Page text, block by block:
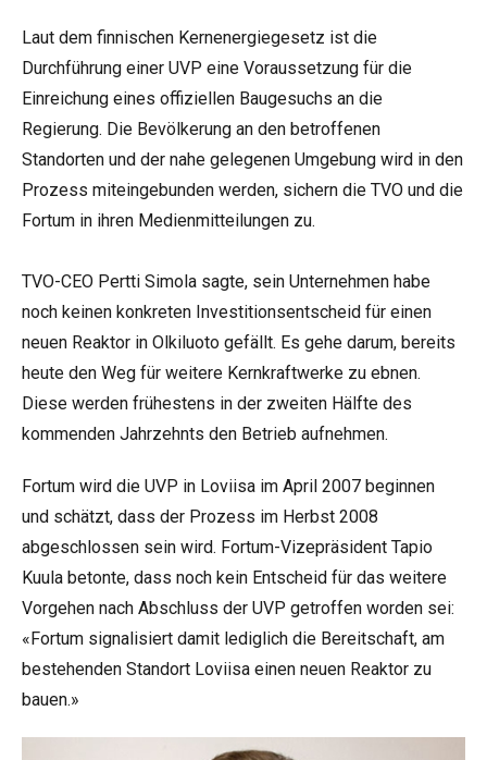
Laut dem finnischen Kernenergiegesetz ist die
Durchführung einer UVP eine Voraussetzung für die
Einreichung eines offiziellen Baugesuchs an die
Regierung. Die Bevölkerung an den betroffenen
Standorten und der nahe gelegenen Umgebung wird in den
Prozess miteingebunden werden, sichern die TVO und die
Fortum in ihren Medienmitteilungen zu.
TVO-CEO Pertti Simola sagte, sein Unternehmen habe
noch keinen konkreten Investitionsentscheid für einen
neuen Reaktor in Olkiluoto gefällt. Es gehe darum, bereits
heute den Weg für weitere Kernkraftwerke zu ebnen.
Diese werden frühestens in der zweiten Hälfte des
kommenden Jahrzehnts den Betrieb aufnehmen.
Fortum wird die UVP in Loviisa im April 2007 beginnen
und schätzt, dass der Prozess im Herbst 2008
abgeschlossen sein wird. Fortum-Vizepräsident Tapio
Kuula betonte, dass noch kein Entscheid für das weitere
Vorgehen nach Abschluss der UVP getroffen worden sei:
«Fortum signalisiert damit lediglich die Bereitschaft, am
bestehenden Standort Loviisa einen neuen Reaktor zu
bauen.»